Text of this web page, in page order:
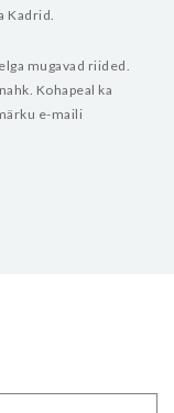
Kadrid.
mugavad riided.
Kohapeal ka
e-maili